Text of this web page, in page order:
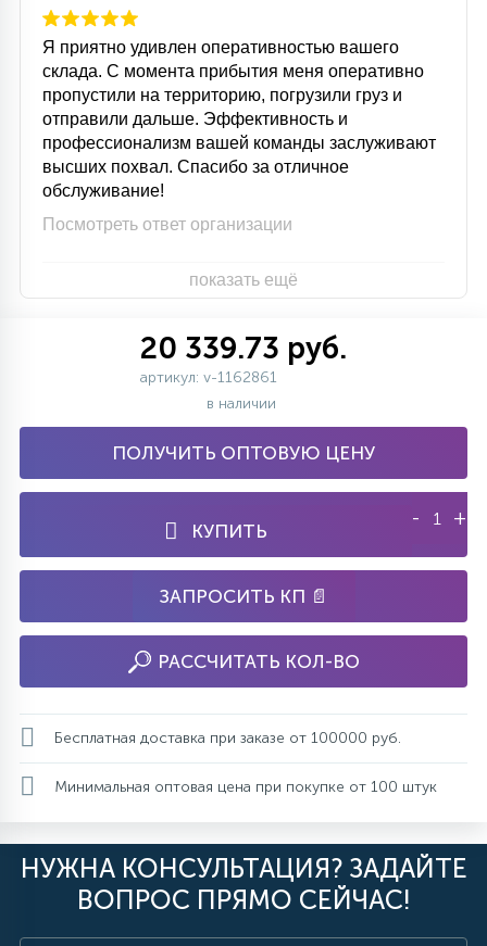
Я приятно удивлен оперативностью вашего
склада. С момента прибытия меня оперативно
пропустили на территорию, погрузили груз и
отправили дальше. Эффективность и
профессионализм вашей команды заслуживают
высших похвал. Спасибо за отличное
обслуживание!
Посмотреть ответ организации
показать ещё
20 339.73 руб.
артикул: v-1162861
в наличии
ПОЛУЧИТЬ ОПТОВУЮ ЦЕНУ
КУПИТЬ
- +
ЗАПРОСИТЬ КП 📄
РАССЧИТАТЬ КОЛ-ВО
Бесплатная доставка при заказе от 100000 руб.
Минимальная оптовая цена при покупке от 100 штук
НУЖНА КОНСУЛЬТАЦИЯ? ЗАДАЙТЕ
ВОПРОС ПРЯМО СЕЙЧАС!